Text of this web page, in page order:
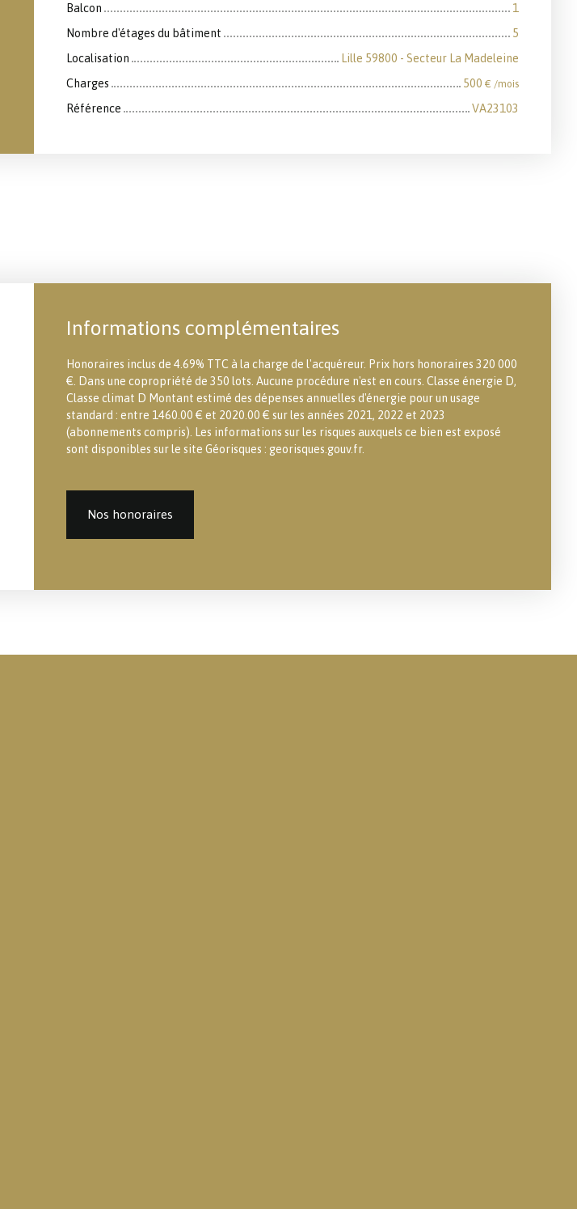
Balcon
1
Nombre d'étages du bâtiment
5
Localisation
Lille 59800 - Secteur La Madeleine
Charges
500 € /mois
Référence VA23103
Informations complémentaires
Honoraires inclus de 4.69% TTC à la charge de l'acquéreur. Prix hors honoraires 320 000
€. Dans une copropriété de 350 lots. Aucune procédure n'est en cours. Classe énergie D,
Classe climat D Montant estimé des dépenses annuelles d'énergie pour un usage
standard : entre 1460.00 € et 2020.00 € sur les années 2021, 2022 et 2023
(abonnements compris). Les informations sur les risques auxquels ce bien est exposé
sont disponibles sur le site Géorisques : georisques.gouv.fr.
Nos honoraires